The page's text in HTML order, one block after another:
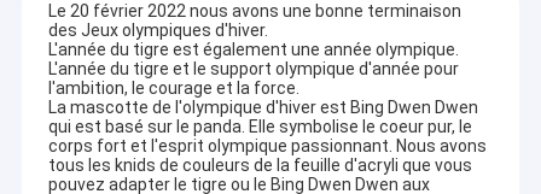
Le 20 février 2022 nous avons une bonne terminaison
des Jeux olympiques d'hiver.
L'année du tigre est également une année olympique.
L'année du tigre et le support olympique d'année pour
l'ambition, le courage et la force.
La mascotte de l'olympique d'hiver est Bing Dwen Dwen
qui est basé sur le panda. Elle symbolise le coeur pur, le
corps fort et l'esprit olympique passionnant. Nous avons
tous les knids de couleurs de la feuille d'acryli que vous
pouvez adapter le tigre ou le Bing Dwen Dwen aux